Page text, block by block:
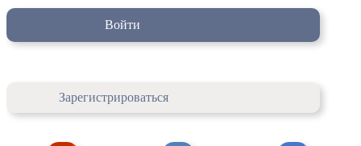
Войти
Зарегистрироваться